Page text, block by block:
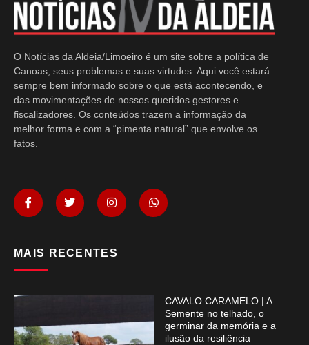
O Notícias da Aldeia/Limoeiro é um site sobre a política de
Canoas, seus problemas e suas virtudes. Aqui você estará
sempre bem informado sobre o que está acontecendo, e
das movimentações de nossos queridos gestores e
fiscalizadores. Os conteúdos trazem a informação da
melhor forma e com a “pimenta natural” que envolve os
fatos.
MAIS RECENTES
CAVALO CARAMELO | A
Semente no telhado, o
germinar da memória e a
ilusão da resiliência